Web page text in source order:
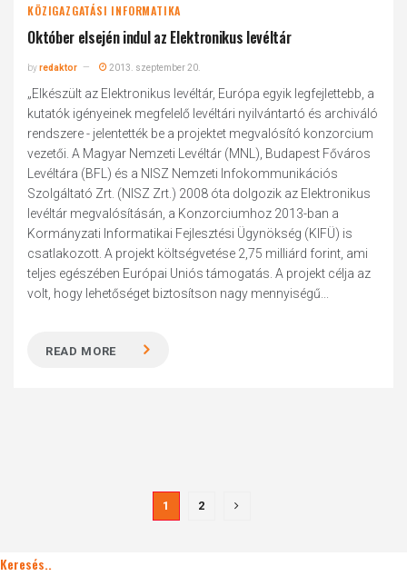
KÖZIGAZGATÁSI INFORMATIKA
Október elsején indul az Elektronikus levéltár
byredaktor 2013. szeptember 20.
„Elkészült az Elektronikus levéltár, Európa egyik legfejlettebb, a
kutatók igényeinek megfelelő levéltári nyilvántartó és archiváló
rendszere - jelentették be a projektet megvalósító konzorcium
vezetői. A Magyar Nemzeti Levéltár (MNL), Budapest Főváros
Levéltára (BFL) és a NISZ Nemzeti Infokommunikációs
Szolgáltató Zrt. (NISZ Zrt.) 2008 óta dolgozik az Elektronikus
levéltár megvalósításán, a Konzorciumhoz 2013-ban a
Kormányzati Informatikai Fejlesztési Ügynökség (KIFÜ) is
csatlakozott. A projekt költségvetése 2,75 milliárd forint, ami
teljes egészében Európai Uniós támogatás. A projekt célja az
volt, hogy lehetőséget biztosítson nagy mennyiségű...
READ MORE
1 2
Keresés..